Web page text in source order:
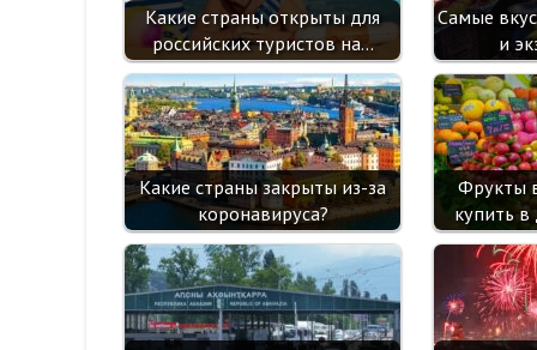
Какие страны открыты для
российских туристов на…
Самые
и
Какие страны закрыты из-за
коронавируса?
Фрукты
купить